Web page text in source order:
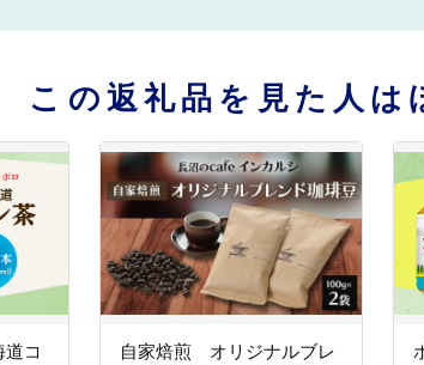
この返礼品を見た人は
コ
自家焙煎 オリジナルブレ